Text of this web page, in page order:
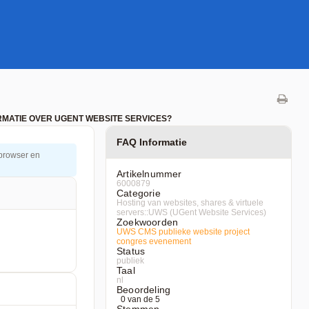
OVER UGENT WEBSITE SERVICES?
FAQ Informatie
Artikelnummer
6000879
Categorie
Hosting van websites, shares & virtuele
servers::UWS (UGent Website Services)
Zoekwoorden
UWS CMS publieke website project
congres evenement
Status
publiek
Taal
nl
Beoordeling
0 van de 5
en